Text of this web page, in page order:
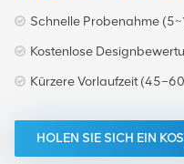
Schnelle Probenahme
Kostenlose
Kürzere Vorlaufzeit
HOLEN SIE SICH EIN